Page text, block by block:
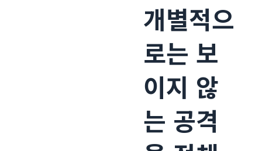
개별적으
로는 보
이지 않
는 공격